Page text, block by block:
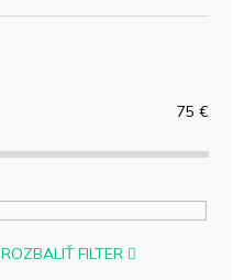
75 €
ROZBALIŤ FILTER